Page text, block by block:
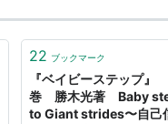
22 ブックマーク
『ベイビーステップ』
巻 勝木光著 Baby
to Giant strides〜自己